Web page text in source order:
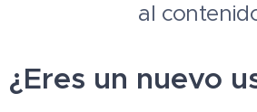
al
¿Eres un nuevo